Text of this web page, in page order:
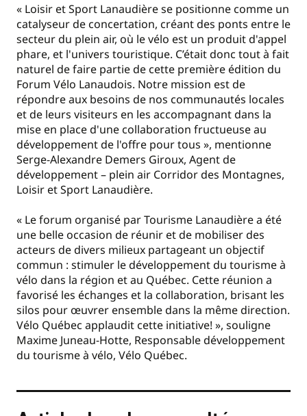
« Loisir et Sport Lanaudière se positionne comme un
catalyseur de concertation, créant des ponts entre le
secteur du plein air, où le vélo est un produit d'appel
phare, et l'univers touristique. C’était donc tout à fait
naturel de faire partie de cette première édition du
Forum Vélo Lanaudois. Notre mission est de
répondre aux besoins de nos communautés locales
et de leurs visiteurs en les accompagnant dans la
mise en place d'une collaboration fructueuse au
développement de l'offre pour tous », mentionne
Serge-Alexandre Demers Giroux, Agent de
développement – plein air Corridor des Montagnes,
Loisir et Sport Lanaudière.
« Le forum organisé par Tourisme Lanaudière a été
une belle occasion de réunir et de mobiliser des
acteurs de divers milieux partageant un objectif
commun : stimuler le développement du tourisme à
vélo dans la région et au Québec. Cette réunion a
favorisé les échanges et la collaboration, brisant les
silos pour œuvrer ensemble dans la même direction.
Vélo Québec applaudit cette initiative! », souligne
Maxime Juneau-Hotte, Responsable développement
du tourisme à vélo, Vélo Québec.